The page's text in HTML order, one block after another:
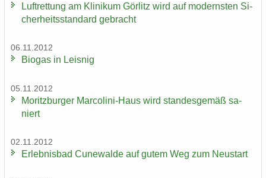
Luft­ret­tung am Kli­ni­kum Gör­litz wird auf mo­derns­ten Si­
cher­heits­stan­dard ge­bracht
06.11.2012
Bio­gas in Leis­nig
05.11.2012
Mo­ritz­bur­ger Marcolini-​Haus wird stan­des­ge­mäß sa­
niert
02.11.2012
Er­leb­nis­bad Cu­n­e­wal­de auf gutem Weg zum Neu­start